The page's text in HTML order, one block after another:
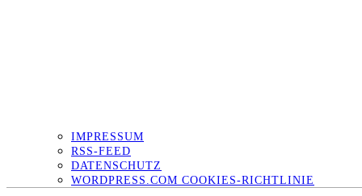
IMPRESSUM
RSS-FEED
DATENSCHUTZ
WORDPRESS.COM COOKIES-RICHTLINIE